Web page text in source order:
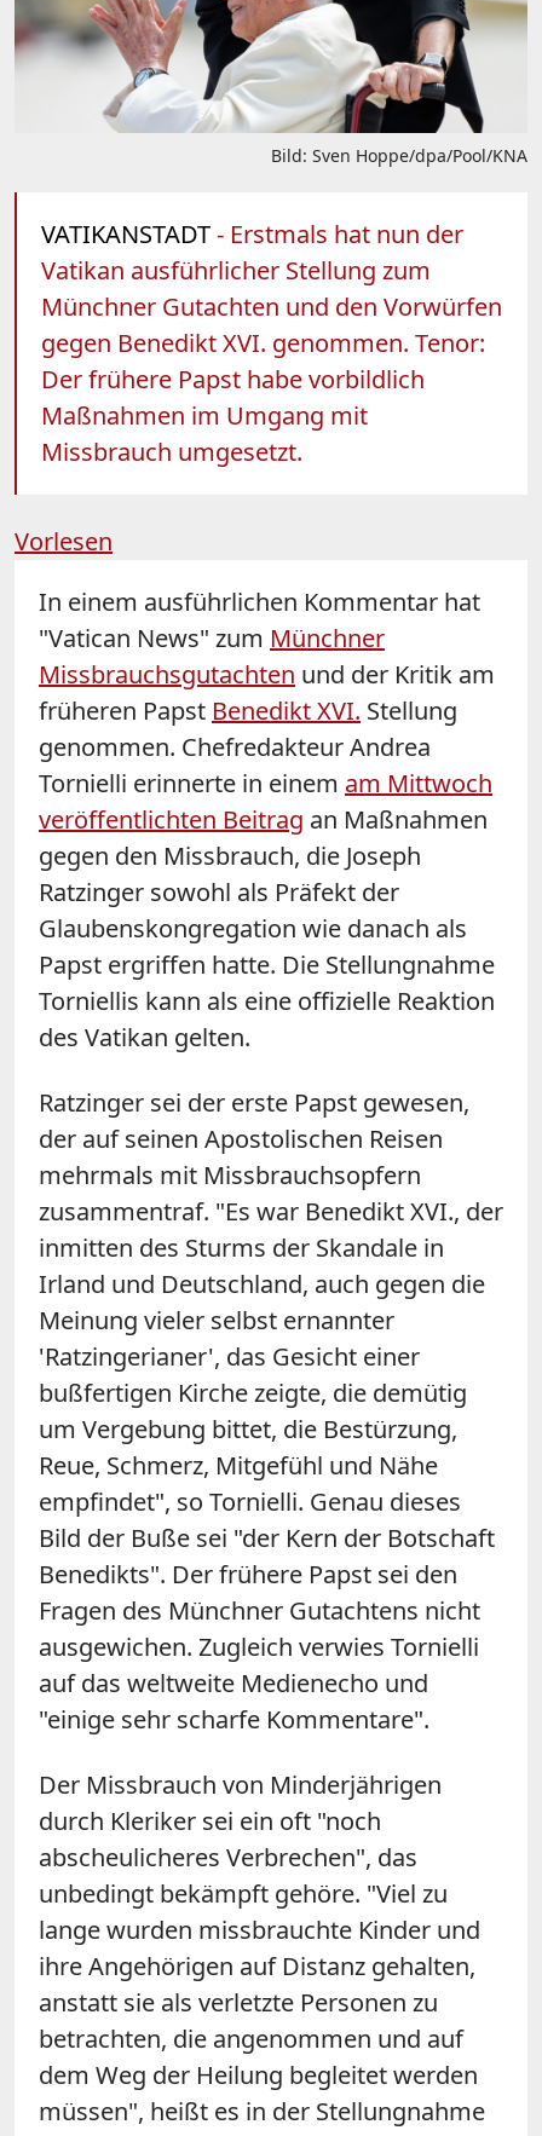
Bild: Sven Hoppe/dpa/Pool/KNA
VATIKANSTADT- Erstmals hat nun der
Vatikan ausführlicher Stellung zum
Münchner Gutachten und den Vorwürfen
gegen Benedikt XVI. genommen. Tenor:
Der frühere Papst habe vorbildlich
Maßnahmen im Umgang mit
Missbrauch umgesetzt.
Vorlesen
In einem ausführlichen Kommentar hat
"Vatican News" zum Münchner
Missbrauchsgutachten und der Kritik am
früheren Papst Benedikt XVI. Stellung
genommen. Chefredakteur Andrea
Tornielli erinnerte in einem am Mittwoch
veröffentlichten Beitrag an Maßnahmen
gegen den Missbrauch, die Joseph
Ratzinger sowohl als Präfekt der
Glaubenskongregation wie danach als
Papst ergriffen hatte. Die Stellungnahme
Torniellis kann als eine offizielle Reaktion
des Vatikan gelten.
Ratzinger sei der erste Papst gewesen,
der auf seinen Apostolischen Reisen
mehrmals mit Missbrauchsopfern
zusammentraf. "Es war Benedikt XVI., der
inmitten des Sturms der Skandale in
Irland und Deutschland, auch gegen die
Meinung vieler selbst ernannter
'Ratzingerianer', das Gesicht einer
bußfertigen Kirche zeigte, die demütig
um Vergebung bittet, die Bestürzung,
Reue, Schmerz, Mitgefühl und Nähe
empfindet", so Tornielli. Genau dieses
Bild der Buße sei "der Kern der Botschaft
Benedikts". Der frühere Papst sei den
Fragen des Münchner Gutachtens nicht
ausgewichen. Zugleich verwies Tornielli
auf das weltweite Medienecho und
"einige sehr scharfe Kommentare".
Der Missbrauch von Minderjährigen
durch Kleriker sei ein oft "noch
abscheulicheres Verbrechen", das
unbedingt bekämpft gehöre. "Viel zu
lange wurden missbrauchte Kinder und
ihre Angehörigen auf Distanz gehalten,
anstatt sie als verletzte Personen zu
betrachten, die angenommen und auf
dem Weg der Heilung begleitet werden
müssen", heißt es in der Stellungnahme